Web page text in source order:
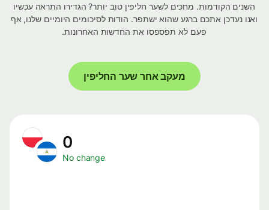
השנים הקודמות. מחכים לשער חליפין טוב יותר? הגדירו התראה עכשיו
ואנו נעדכן אתכם ברגע שהוא ישתפר. הודות לסיכומים היומיים שלנו, אף
פעם לא תפספסו את החדשות האחרונות.
מעקב אחר שער החליפין
No change